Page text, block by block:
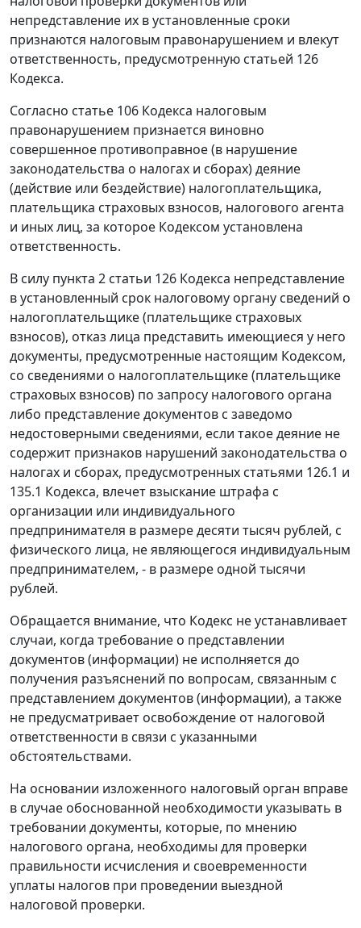
непредставление их в установленные сроки
признаются налоговым правонарушением и влекут
ответственность, предусмотренную статьей 126
Кодекса.
Согласно статье 106 Кодекса налоговым
правонарушением признается виновно
совершенное противоправное (в нарушение
законодательства о налогах и сборах) деяние
(действие или бездействие) налогоплательщика,
плательщика страховых взносов, налогового агента
и иных лиц, за которое Кодексом установлена
ответственность.
В силу пункта 2 статьи 126 Кодекса непредставление
в установленный срок налоговому органу сведений о
налогоплательщике (плательщике страховых
взносов), отказ лица представить имеющиеся у него
документы, предусмотренные настоящим Кодексом,
со сведениями о налогоплательщике (плательщике
страховых взносов) по запросу налогового органа
либо представление документов с заведомо
недостоверными сведениями, если такое деяние не
содержит признаков нарушений законодательства о
налогах и сборах, предусмотренных статьями 126.1 и
135.1 Кодекса, влечет взыскание штрафа с
организации или индивидуального
предпринимателя в размере десяти тысяч рублей, с
физического лица, не являющегося индивидуальным
предпринимателем, - в размере одной тысячи
рублей.
Обращается внимание, что Кодекс не устанавливает
случаи, когда требование о представлении
документов (информации) не исполняется до
получения разъяснений по вопросам, связанным с
представлением документов (информации), а также
не предусматривает освобождение от налоговой
ответственности в связи с указанными
обстоятельствами.
На основании изложенного налоговый орган вправе
в случае обоснованной необходимости указывать в
требовании документы, которые, по мнению
налогового органа, необходимы для проверки
правильности исчисления и своевременности
уплаты налогов при проведении выездной
налоговой проверки.